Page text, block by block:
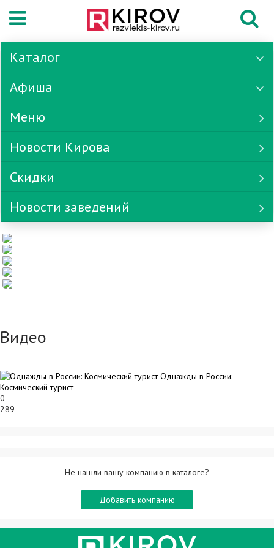
Каталог
Афиша
Меню
Новости Кирова
Скидки
Новости заведений
Видео
Однажды в России:
Космический турист
0
289
Не нашли вашу компанию в каталоге?
Добавить компанию